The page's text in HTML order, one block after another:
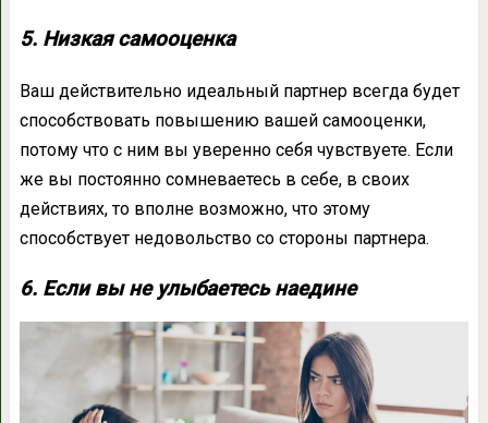
5. Низкая самооценка
Ваш действительно идеальный партнер всегда будет
способствовать повышению вашей самооценки,
потому что с ним вы уверенно себя чувствуете. Если
же вы постоянно сомневаетесь в себе, в своих
действиях, то вполне возможно, что этому
способствует недовольство со стороны партнера.
6. Если вы не улыбаетесь наедине